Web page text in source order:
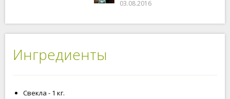
03.08.2016
Ингредиенты
Свекла - 1 кг.